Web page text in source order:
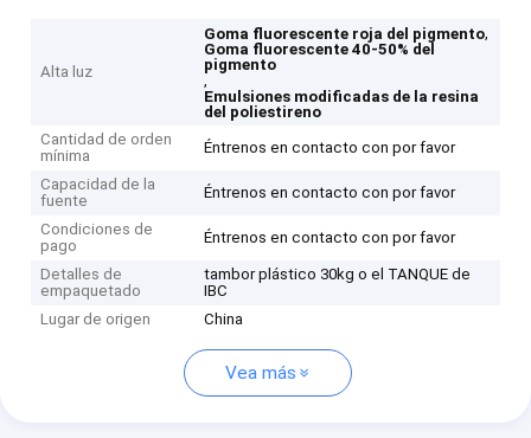
Alta luz
Goma fluorescente roja del pigmento,
Goma fluorescente 40-50% del
pigmento
,
Emulsiones modificadas de la resina
del poliestireno
Cantidad de orden
mínima
Éntrenos en contacto con por favor
Capacidad de la
fuente
Éntrenos en contacto con por favor
Condiciones de
pago
Éntrenos en contacto con por favor
Detalles de
empaquetado
tambor plástico 30kg o el TANQUE de
IBC
Lugar de origen
China
Vea más